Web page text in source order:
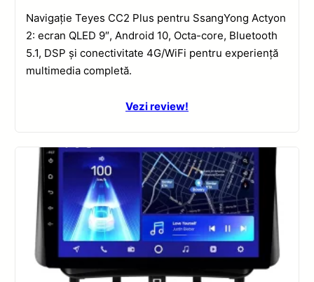
Navigație Teyes CC2 Plus pentru SsangYong Actyon
2: ecran QLED 9″, Android 10, Octa-core, Bluetooth
5.1, DSP și conectivitate 4G/WiFi pentru experiență
multimedia completă.
Vezi review!